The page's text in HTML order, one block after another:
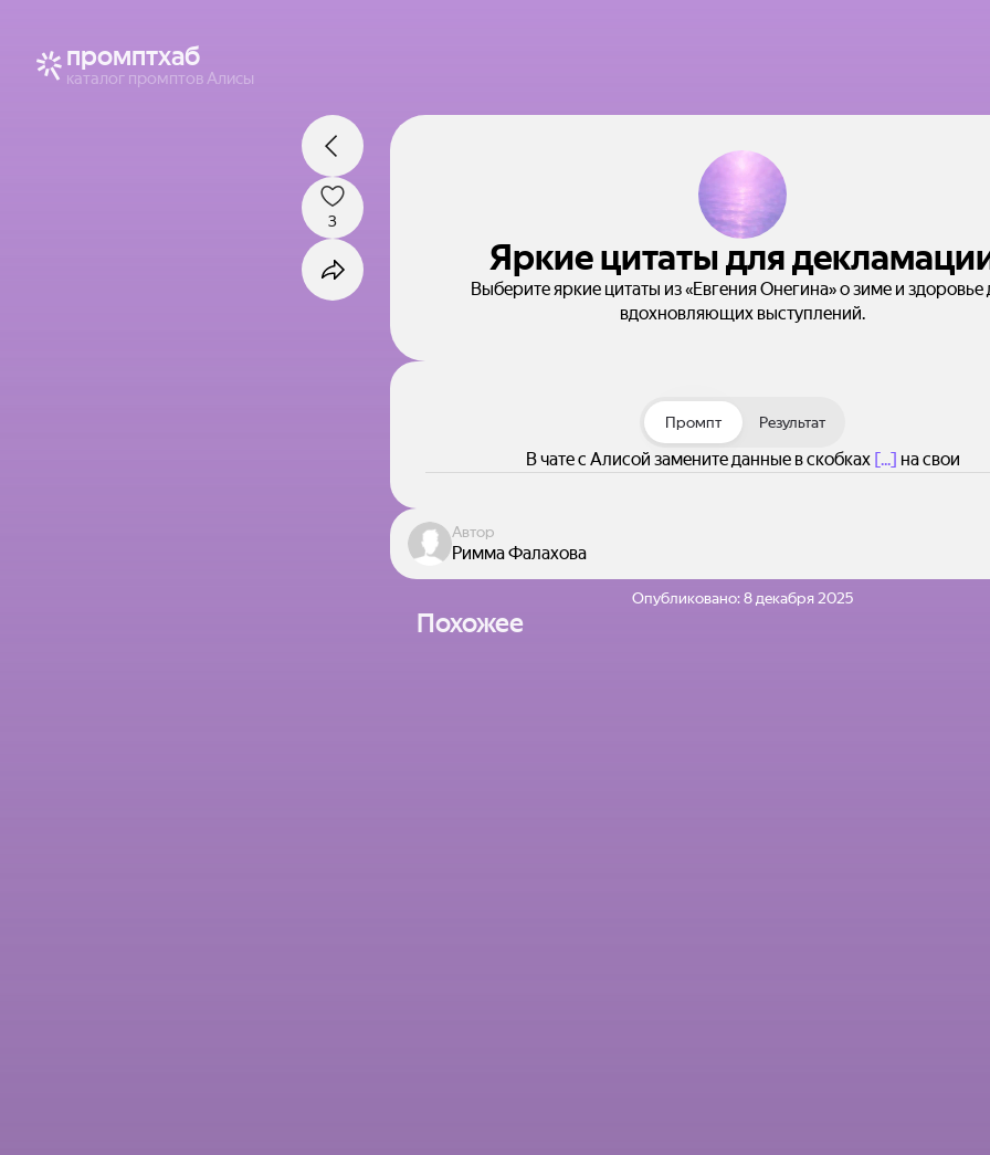
промптхаб
каталог промптов Алисы
Яркие цитаты для
Выберите яркие цитаты из «Евгения Онегина» о зиме и здоровье
вдохновляющих выступлений.
3
Промпт Результат
В чате с Алисой замените данные в скобках [...] на свои
Автор
Римма Фалахова
Опубликовано:8 декабря 2025
Похожее